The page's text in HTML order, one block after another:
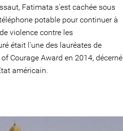
Fatimata s'est cachée sous
potable pour continuer à
violence contre les
était l'une des lauréates de
Courage Award en 2014, décerné
américain.